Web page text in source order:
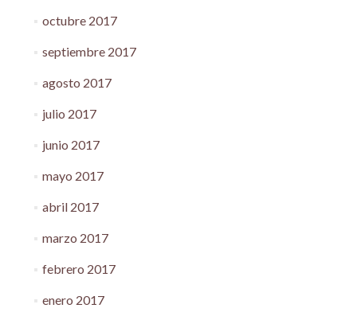
octubre 2017
septiembre 2017
agosto 2017
julio 2017
junio 2017
mayo 2017
abril 2017
marzo 2017
febrero 2017
enero 2017